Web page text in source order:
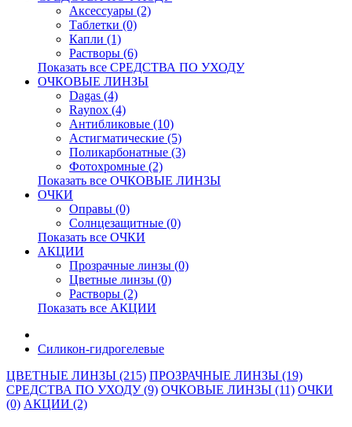
Аксессуары (2)
Таблетки (0)
Капли (1)
Растворы (6)
Показать все СРЕДСТВА ПО УХОДУ
ОЧКОВЫЕ ЛИНЗЫ
Dagas (4)
Raynox (4)
Антибликовые (10)
Астигматические (5)
Поликарбонатные (3)
Фотохромные (2)
Показать все ОЧКОВЫЕ ЛИНЗЫ
ОЧКИ
Оправы (0)
Солнцезащитные (0)
Показать все ОЧКИ
АКЦИИ
Прозрачные линзы (0)
Цветные линзы (0)
Растворы (2)
Показать все АКЦИИ
Силикон-гидрогелевые
ЦВЕТНЫЕ ЛИНЗЫ (215) ПРОЗРАЧНЫЕ ЛИНЗЫ (19)
СРЕДСТВА ПО УХОДУ (9) ОЧКОВЫЕ ЛИНЗЫ (11) ОЧКИ
(0) АКЦИИ (2)